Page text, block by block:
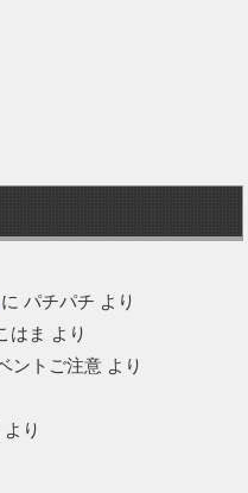
に パチパチ より
はま より
ントご注意より
より